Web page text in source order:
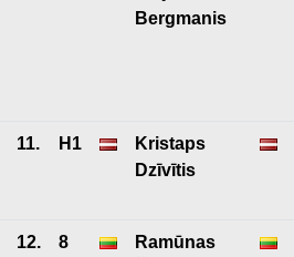
Bergmanis
11. H1
Kristaps
Dzīvītis
12. 8
Ramūnas